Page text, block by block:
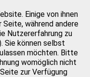
Einige von ihnen
während andere
Nutzererfahrung zu
Sie können selbst
möchten. Bitte
womöglich nicht
zur Verfügung